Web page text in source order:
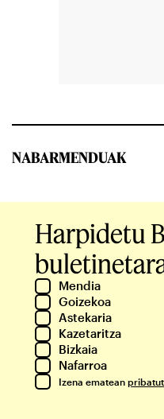
NABARMENDUAK
Harpidetu
Mendia
Goizekoa
Astekaria
Kazetaritza
Bizkaia
Nafarroa
Izena ematean